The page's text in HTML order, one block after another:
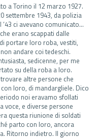
a Torino il 12 marzo 1927.
settembre 1943, da polizia
ci avevano comunicato…
erano scappati dalle
portare loro roba, vestiti,
andare coi tedeschi.
sedicenne, per me
su della roba a loro.
altre persone che
loro, di mandargliele. Dico
noi eravamo sfollati
voce, e diverse persone
questa riunione di soldati
parto con loro, ancora
Ritorno indietro. Il giorno